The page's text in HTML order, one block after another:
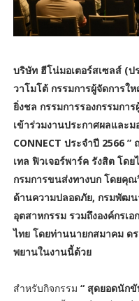
บริษัท ฮีโน่มอเตอร์สเซลส์ (ป
วาโมโต้ กรรมการผู้จัดการ
ยิ่งชล กรรมการรองกรรมกา
เข้าร่วมงานประกาศผลและ
CONNECT ประจำปี 2566
เทล ฟิวเจอร์พาร์ค รังสิต โด
กรมการขนส่งทางบก โดยคุ
ด้านความปลอดภัย, กรมพัฒน
อุตสาหกรรม รวมถึงองค์กร
ไทย โดยท่านนายกสมาคม ด
พยานในงานนี้ด้วย
สำหรับกิจกรรม “ สุดยอดนักขั